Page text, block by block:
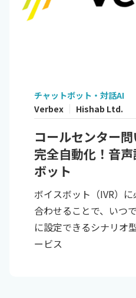
チャットボット・対話AI
Verbex
Hishab Ltd.
コールセンター
完全自動化！音
ボット
ボイスボット（IVR）
合わせることで、いつ
に設定できるシナリオ
ービス